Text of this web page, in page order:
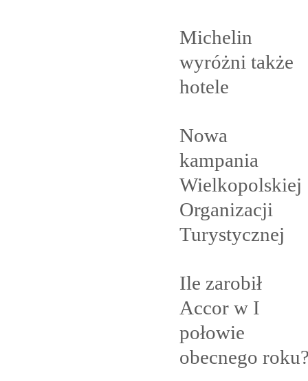
Michelin
wyróżni także
hotele
Nowa
kampania
Wielkopolskiej
Organizacji
Turystycznej
Ile zarobił
Accor w I
połowie
obecnego